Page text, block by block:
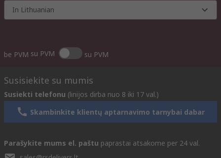
In Lithuanian
be PVM su PVM su PVM
Susisiekite su mumis
Susiekti telefonu (linijos dirba nuo 8 iki 17 val.)
Skambinkite klientų aptarnavimo tarnybai dabar
Parašykite mums el. paštu paprastai atsakome per 24 val.